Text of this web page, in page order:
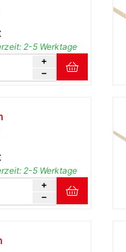
2-5 Werktage
2-5 Werktage